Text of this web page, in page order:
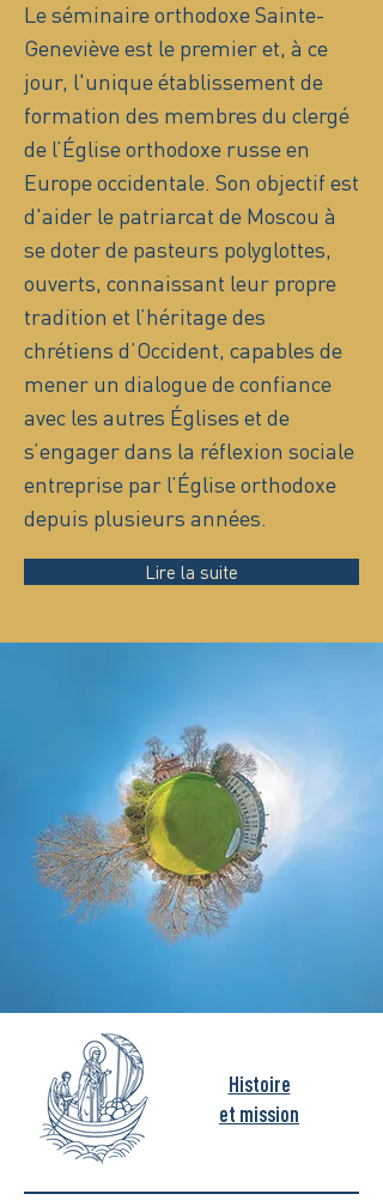
Le séminaire orthodoxe Sainte-
Geneviève est le premier et, à ce
jour, l'unique établissement de
formation des membres du clergé
de l’Église orthodoxe russe en
Europe occidentale. Son objectif est
d'aider le patriarcat de Moscou à
se doter de pasteurs polyglottes,
ouverts, connaissant leur propre
tradition et l’héritage des
chrétiens d’Occident, capables de
mener un dialogue de confiance
avec les autres Églises et de
s’engager dans la réflexion sociale
entreprise par l’Église orthodoxe
depuis plusieurs années.
Lire la suite
Histoire
et mission